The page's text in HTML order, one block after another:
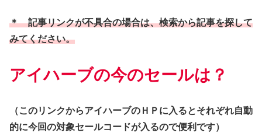
＊ 記事リンクが不具合の場合は、検索から記事を探して
みてください。
アイハーブの今のセールは？
（このリンクからアイハーブのＨＰに入るとそれぞれ自動
的に今回の対象セールコードが入るので便利です）